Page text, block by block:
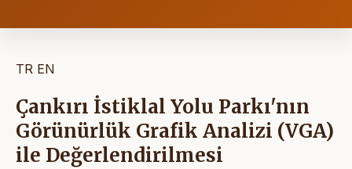
TR EN
Çankırı İstiklal Yolu Parkı'nın
Görünürlük Grafik Analizi (VGA)
ile Değerlendirilmesi